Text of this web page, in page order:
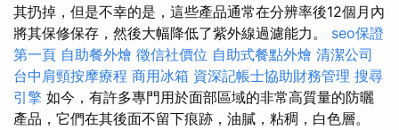
其扔掉，但是不幸的是，這些產品通常在分辨率後12個月內
將其保修保存，然後大幅降低了紫外線過濾能力。 seo保證
第一頁 自助餐外燴 徵信社價位 自助式餐點外燴 清潔公司
台中肩頸按摩療程 商用冰箱 資深記帳士協助財務管理 搜尋
引擎 如今，有許多專門用於面部區域的非常高質量的防曬
產品，它們在其後面不留下痕跡，油膩，粘稠，白色層。